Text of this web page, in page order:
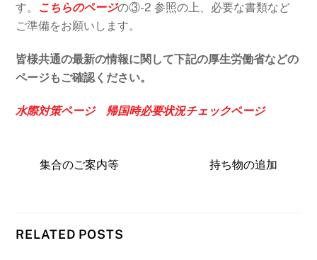
す。 こちらのページの③-2 参照の上、必要な書類など
ご準備をお願いします。
皆様共通の最新の情報に関して下記の厚生労働省などの
ページもご確認ください。
水際対策ページ 帰国時必要状況チェックページ
集合のご案内等 持ち物の追加
RELATED POSTS